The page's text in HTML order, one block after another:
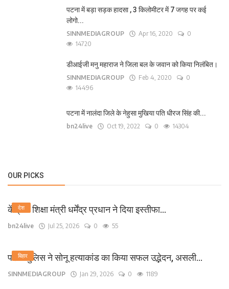
पटना में बड़ा सड़क हादसा , 3 किलोमीटर में 7 जगह पर कई
लोगो...
SINNMEDIAGROUP Apr 16, 2020
0
14720
डीआईजी मनु महाराज ने जिला बल के जवान को किया निलंबित।
SINNMEDIAGROUP Feb 4, 2020
0
14496
पटना में नालंदा जिले के नेहुसा मुखिया पति धीरज सिंह की...
bn24live Oct 19, 2022 0 14304
OUR PICKS
देश
केंद्रीय शिक्षा मंत्री धर्मेंद्र प्रधान ने दिया इस्तीफा...
bn24live Jul 25, 2026 0 55
बिहार
पटना पुलिस ने सोनू हत्याकांड का किया सफल उद्भेदन, असली...
SINNMEDIAGROUP Jan 29, 2026 0 1189